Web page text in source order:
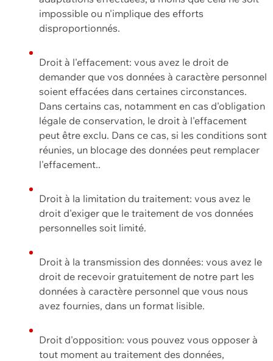
impossible ou n'implique des efforts
disproportionnés.
Droit à l'effacement: vous avez le droit de
demander que vos données à caractère personnel
soient effacées dans certaines circonstances.
Dans certains cas, notamment en cas d'obligation
légale de conservation, le droit à l'effacement
peut être exclu. Dans ce cas, si les conditions sont
réunies, un blocage des données peut remplacer
l'effacement..
Droit à la limitation du traitement: vous avez le
droit d'exiger que le traitement de vos données
personnelles soit limité.
Droit à la transmission des données: vous avez le
droit de recevoir gratuitement de notre part les
données à caractère personnel que vous nous
avez fournies, dans un format lisible.
Droit d'opposition: vous pouvez vous opposer à
tout moment au traitement des données,